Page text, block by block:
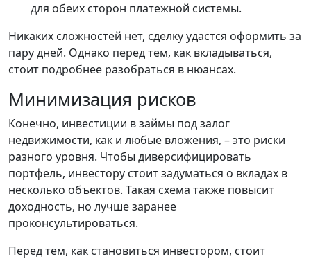
для обеих сторон платежной системы.
Никаких сложностей нет, сделку удастся оформить за
пару дней. Однако перед тем, как вкладываться,
стоит подробнее разобраться в нюансах.
Минимизация рисков
Конечно, инвестиции в займы под залог
недвижимости, как и любые вложения, – это риски
разного уровня. Чтобы диверсифицировать
портфель, инвестору стоит задуматься о вкладах в
несколько объектов. Такая схема также повысит
доходность, но лучше заранее
проконсультироваться.
Перед тем, как становиться инвестором, стоит